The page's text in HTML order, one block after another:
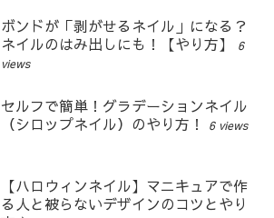
ボンドが「剥がせるネイル」になる？
ネイルのはみ出しにも！【やり方】
6
views
セルフで簡単！グラデーションネイル
（シロップネイル）のやり方！
6 views
【ハロウィンネイル】マニキュアで作
る人と被らないデザインのコツとやり